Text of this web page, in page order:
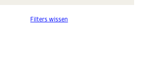
Filters wissen